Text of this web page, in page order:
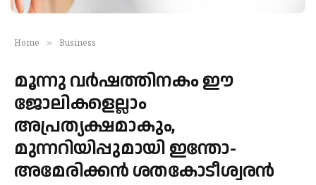
Home » Business
മൂന്നു വർഷത്തിനകം ഈ
ജോലികളെല്ലാം
അപ്രത്യക്ഷമാകും,
മുന്നറിയിപ്പുമായി ഇന്തോ-
അമേരിക്കൻ ശതകോടീശ്വരൻ